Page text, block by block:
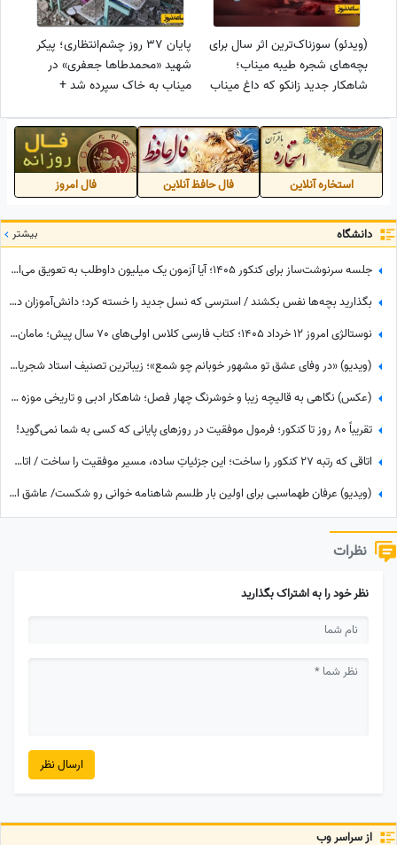
(ویدئو) سوزناک‌ترین اثر سال برای
بچه‌های شجره طیبه میناب؛
شاهکار جدید زانکو که داغ میناب
پایان 37 روز چشم‌انتظاری؛ پیکر
شهید «محمدطاها جعفری» در
میناب به خاک سپرده شد +
استخاره آنلاین فال حافظ آنلاین فال امروز
دانشگاه بیشتر
جلسه سرنوشت‌ساز برای کنکور 1405؛ آیا آزمون یک میلیون داوطلب به تعویق می‌افتد؟
بگذارید بچه‌ها نفس بکشند / استرسی که نسل جدید را خسته کرد؛ دانش‌آموزان در برزخ امتحانات نهایی، جنگ، کنکور و ...
نوستالژی امروز 12 خرداد 1405؛ کتاب فارسی کلاس اولی‌های 70 سال پیش؛ مامان‌بزرگ بابابزرگ‌ها با این کتاب با سواد شدن😍
(ویدیو) «در وفای عشق تو مشهور خوبانم چو شمع»؛ زیباترین تصنیف استاد شجریان، خسرو آواز ایران با شعر حافظ/ آدم هیچوقت از گوش دادن به این صدا خسته نمیشه😍
(عکس) نگاهی به قالیچه زیبا و خوشرنگ چهار فصل؛ شاهکار ادبی و تاریخی موزه فرش ایران/ فرش افسانه‌ای با هنر دست تبریزی ها😍
تقریباً 80 روز تا کنکور؛ فرمول موفقیت در روزهای پایانی که کسی به شما نمی‌گوید!
اتاقی که رتبه 27 کنکور را ساخت؛ این جزئیاتِ ساده، مسیر موفقیت را ساخت / اتاق مطالعه رتبه‌های برتر لوکس نیست!
(ویدیو) عرفان طهماسبی برای اولین بار طلسم شاهنامه خوانی رو شکست/ عاشق اشعار فردوسی با این لحن عاشقانه و احساسی می‌شید😍
نظرات
نظر خود را به اشتراک بگذارید
ارسال نظر
از سراسر وب